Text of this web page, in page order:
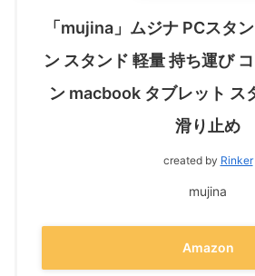
「mujina」ムジナ PCスタ
ン スタンド 軽量 持ち運び
ン macbook タブレット ス
滑り止め
created by Rinker
mujina
Amazon